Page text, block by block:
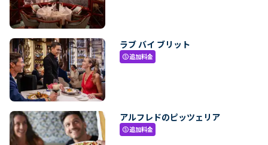
ラブ バイ ブリット
paid追加料金
アルフレドのピッツェリア
paid追加料金